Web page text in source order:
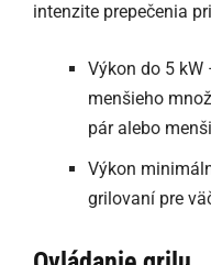
intenzite prepečenia
Výkon do 5 kW
menšieho
pár alebo
Výkon
grilovaní pre